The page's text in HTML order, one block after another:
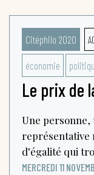
Citéphilo 2020
économie
Le prix de
Une personne,
représentative
d’égalité qui
MERCREDI 11